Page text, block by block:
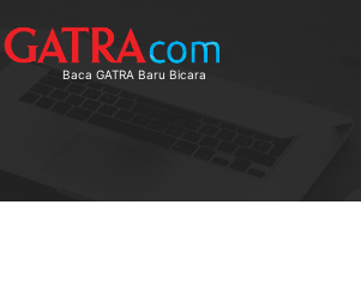
Baca GATRA Baru Bicara